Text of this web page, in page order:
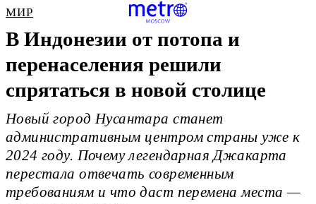
МИР
В Индонезии от потопа и
перенаселения решили
спрятаться в новой столице
Новый город Нусантара станет
административным центром страны уже к
2024 году. Почему легендарная Джакарта
перестала отвечать современным
требованиям и что даст перемена места —